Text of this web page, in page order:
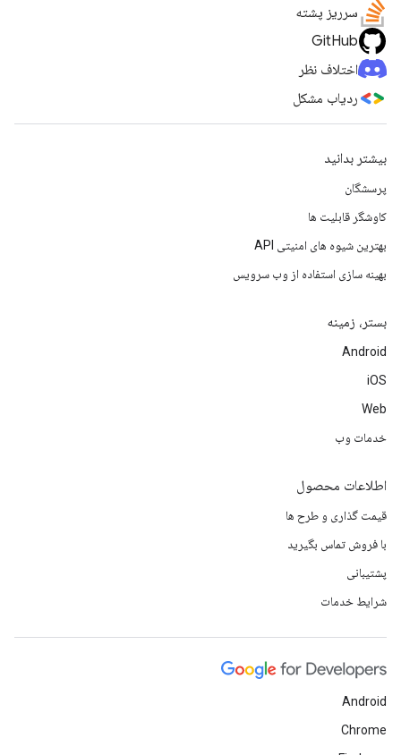
سرریز پشته
GitHub
اختلاف نظر
ردیاب مشکل
بیشتر بدانید
پرسشگان
کاوشگر قابلیت ها
بهترین شیوه های امنیتی API
بهینه سازی استفاده از وب سرویس
بستر، زمینه
Android
iOS
Web
خدمات وب
اطلاعات محصول
قیمت گذاری و طرح ها
با فروش تماس بگیرید
پشتیبانی
شرایط خدمات
Android
Chrome